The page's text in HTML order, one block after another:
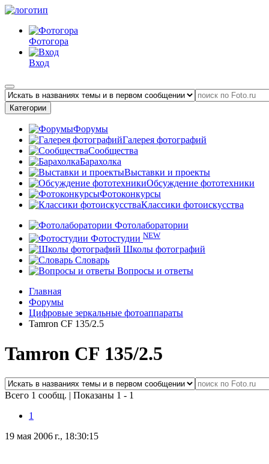
Фотогора
Вход
Категории
Форумы
Галерея фотографий
Сообщества
Барахолка
Выставки и проекты
Обсуждение фототехники
Фотоконкурсы
Классики фотоискусства
Фотолаборатории
Фотостудии NEW
Школы фотографий
Словарь
Вопросы и ответы
Главная
Форумы
Цифровые зеркальные фотоаппараты
Tamron CF 135/2.5
Tamron CF 135/2.5
Всего 1 сообщ. | Показаны 1 - 1
1
19 мая 2006 г., 18:30:15